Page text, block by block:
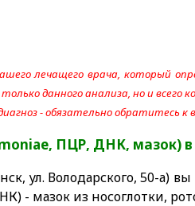
лечащего врача, который
данного анализа, но и всего
- обязательно обратитесь к
ПЦР, ДНК, мазок)
ул. Володарского, 50-а)
- мазок из носоглотки,